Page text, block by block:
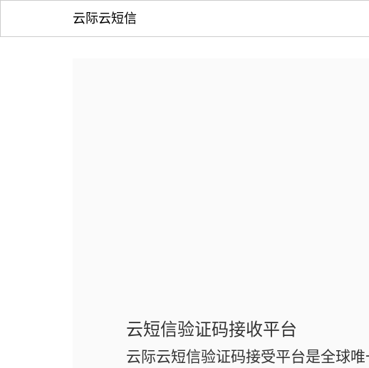
云际云短信
云短信验证码接收平台
云际云短信验证码接受平台是全球